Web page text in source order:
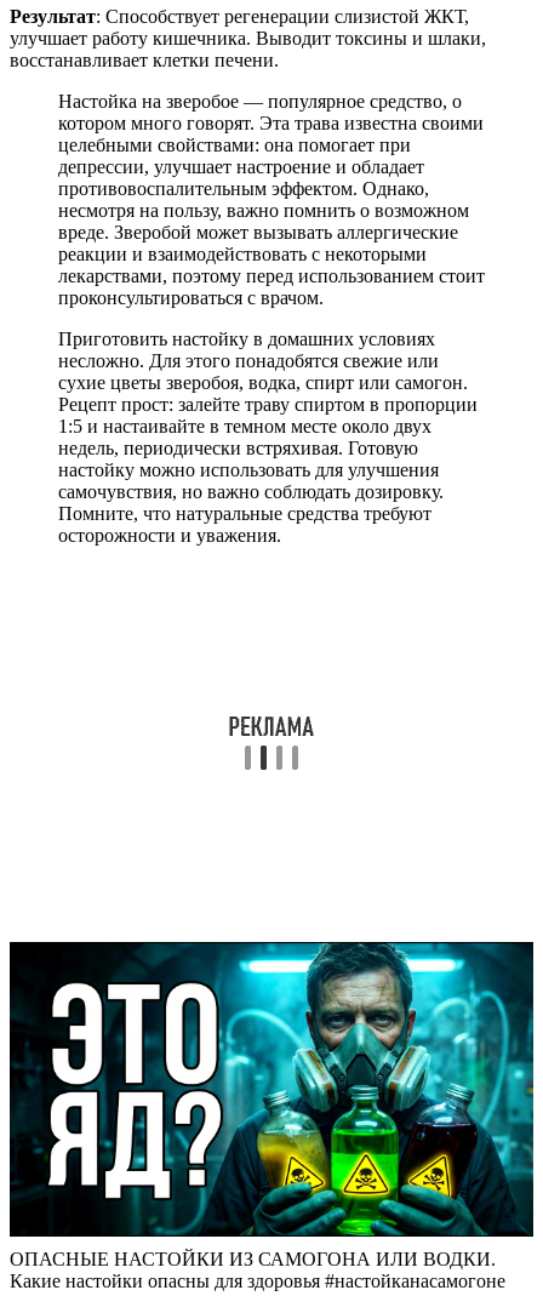
Результат: Способствует регенерации слизистой ЖКТ,
улучшает работу кишечника. Выводит токсины и шлаки,
восстанавливает клетки печени.
Настойка на зверобое — популярное средство, о
котором много говорят. Эта трава известна своими
целебными свойствами: она помогает при
депрессии, улучшает настроение и обладает
противовоспалительным эффектом. Однако,
несмотря на пользу, важно помнить о возможном
вреде. Зверобой может вызывать аллергические
реакции и взаимодействовать с некоторыми
лекарствами, поэтому перед использованием стоит
проконсультироваться с врачом.
Приготовить настойку в домашних условиях
несложно. Для этого понадобятся свежие или
сухие цветы зверобоя, водка, спирт или самогон.
Рецепт прост: залейте траву спиртом в пропорции
1:5 и настаивайте в темном месте около двух
недель, периодически встряхивая. Готовую
настойку можно использовать для улучшения
самочувствия, но важно соблюдать дозировку.
Помните, что натуральные средства требуют
осторожности и уважения.
ОПАСНЫЕ НАСТОЙКИ ИЗ САМОГОНА ИЛИ ВОДКИ.
Какие настойки опасны для здоровья #настойканасамогоне